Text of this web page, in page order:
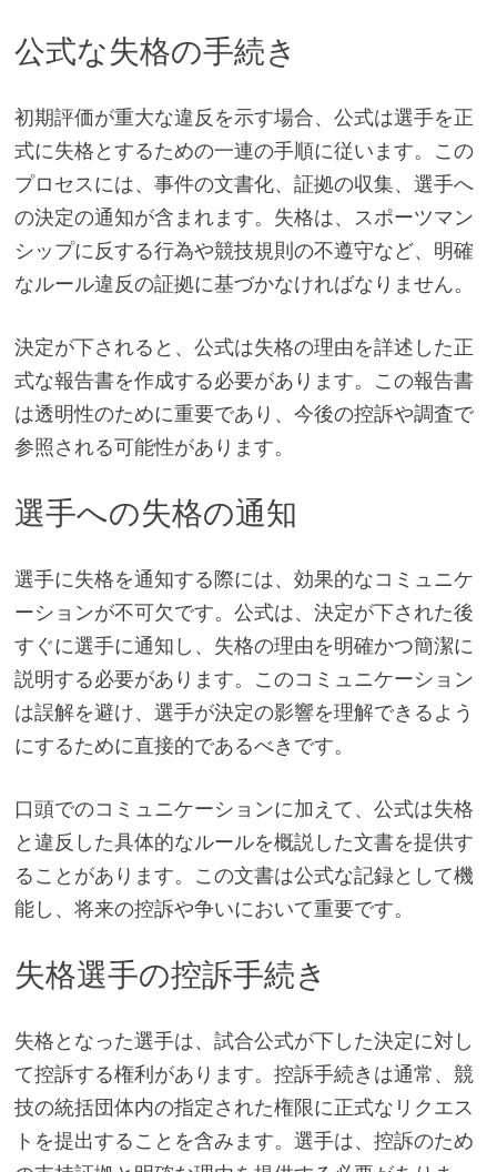
公式な失格の手続き
初期評価が重大な違反を示す場合、公式は選手を正
式に失格とするための一連の手順に従います。この
プロセスには、事件の文書化、証拠の収集、選手へ
の決定の通知が含まれます。失格は、スポーツマン
シップに反する行為や競技規則の不遵守など、明確
なルール違反の証拠に基づかなければなりません。
決定が下されると、公式は失格の理由を詳述した正
式な報告書を作成する必要があります。この報告書
は透明性のために重要であり、今後の控訴や調査で
参照される可能性があります。
選手への失格の通知
選手に失格を通知する際には、効果的なコミュニケ
ーションが不可欠です。公式は、決定が下された後
すぐに選手に通知し、失格の理由を明確かつ簡潔に
説明する必要があります。このコミュニケーション
は誤解を避け、選手が決定の影響を理解できるよう
にするために直接的であるべきです。
口頭でのコミュニケーションに加えて、公式は失格
と違反した具体的なルールを概説した文書を提供す
ることがあります。この文書は公式な記録として機
能し、将来の控訴や争いにおいて重要です。
失格選手の控訴手続き
失格となった選手は、試合公式が下した決定に対し
て控訴する権利があります。控訴手続きは通常、競
技の統括団体内の指定された権限に正式なリクエス
トを提出することを含みます。選手は、控訴のため